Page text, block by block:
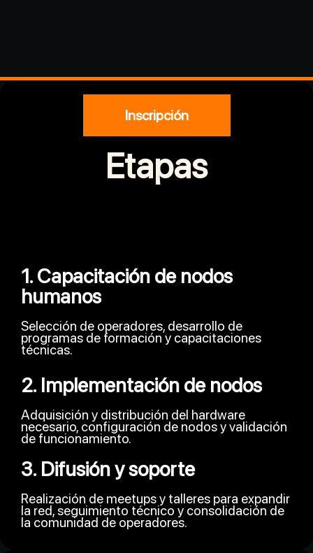
Inscripción
Etapas
1. Capacitación de nodos
humanos
Selección de operadores, desarrollo de
programas de formación y capacitaciones
técnicas.
2. Implementación de nodos
Adquisición y distribución del hardware
necesario, configuración de nodos y validación
de funcionamiento.
3. Difusión y soporte
Realización de meetups y talleres para expandir
la red, seguimiento técnico y consolidación de
la comunidad de operadores.